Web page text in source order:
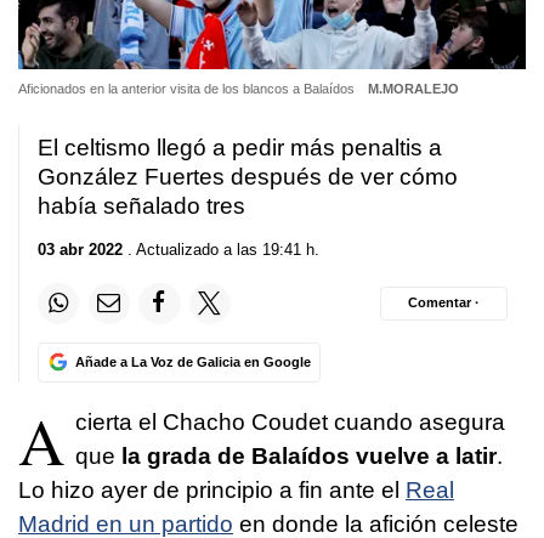
Aficionados en la anterior visita de los blancos a Balaídos M.MORALEJO
El celtismo llegó a pedir más penaltis a
González Fuertes después de ver cómo
había señalado tres
03 abr 2022 . Actualizado a las 19:41 h.
Añade a La Voz de Galicia en Google
Comentar ·
A cierta el Chacho Coudet cuando asegura
que la grada de Balaídos vuelve a latir.
Lo hizo ayer de principio a fin ante el Real
Madrid en un partido en donde la afición celeste